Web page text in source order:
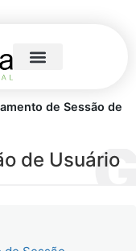
de Sessão de
de Usuário